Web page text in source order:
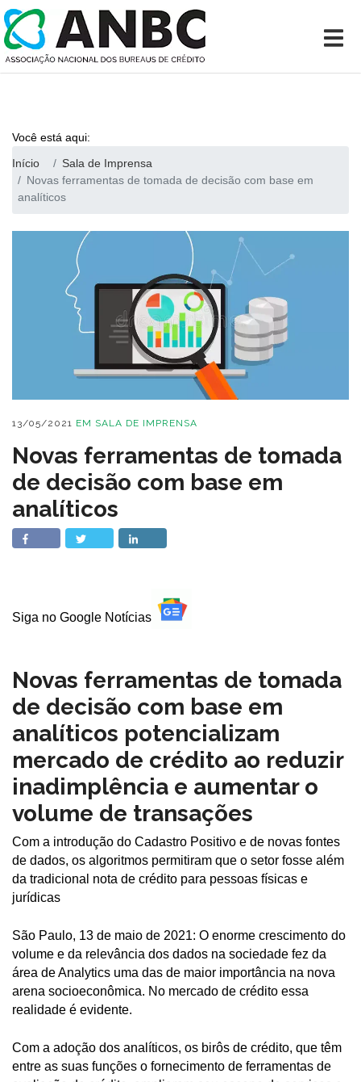
Você está aqui:
Início
Sala de Imprensa
Novas ferramentas de tomada de decisão com base em
analíticos
13/05/2021 EM SALA DE IMPRENSA
Novas ferramentas de tomada
de decisão com base em
analíticos
Siga no Google Notícias
Novas ferramentas de tomada
de decisão com base em
analíticos potencializam
mercado de crédito ao reduzir
inadimplência e aumentar o
volume de transações
Com a introdução do Cadastro Positivo e de novas fontes
de dados, os algoritmos permitiram que o setor fosse além
da tradicional nota de crédito para pessoas físicas e
jurídicas
São Paulo, 13 de maio de 2021: O enorme crescimento do
volume e da relevância dos dados na sociedade fez da
área de Analytics uma das de maior importância na nova
arena socioeconômica. No mercado de crédito essa
realidade é evidente.
Com a adoção dos analíticos, os birôs de crédito, que têm
entre as suas funções o fornecimento de ferramentas de